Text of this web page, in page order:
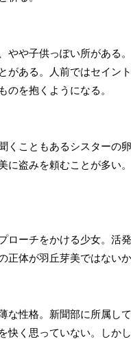
や子供っぽい所がある
がある。人前ではセイン
を抱くようになる。
こともあるシスターの
に盗みを頼むことが多い
ーチをかける少女。活
正体が羽丘芽美ではない
性格。新聞部に所属し
く思っていない。しか